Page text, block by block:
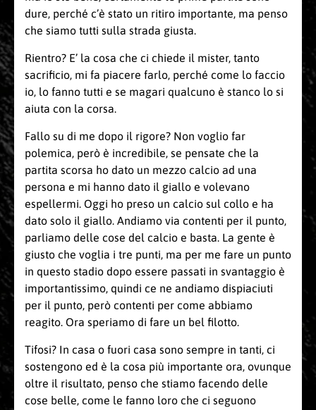
dure, perché c’è stato un ritiro importante, ma penso
che siamo tutti sulla strada giusta.
Rientro? E’ la cosa che ci chiede il mister, tanto
sacrificio, mi fa piacere farlo, perché come lo faccio
io, lo fanno tutti e se magari qualcuno è stanco lo si
aiuta con la corsa.
Fallo su di me dopo il rigore? Non voglio far
polemica, però è incredibile, se pensate che la
partita scorsa ho dato un mezzo calcio ad una
persona e mi hanno dato il giallo e volevano
espellermi. Oggi ho preso un calcio sul collo e ha
dato solo il giallo. Andiamo via contenti per il punto,
parliamo delle cose del calcio e basta. La gente è
giusto che voglia i tre punti, ma per me fare un punto
in questo stadio dopo essere passati in svantaggio è
importantissimo, quindi ce ne andiamo dispiaciuti
per il punto, però contenti per come abbiamo
reagito. Ora speriamo di fare un bel filotto.
Tifosi? In casa o fuori casa sono sempre in tanti, ci
sostengono ed è la cosa più importante ora, ovunque
oltre il risultato, penso che stiamo facendo delle
cose belle, come le fanno loro che ci seguono